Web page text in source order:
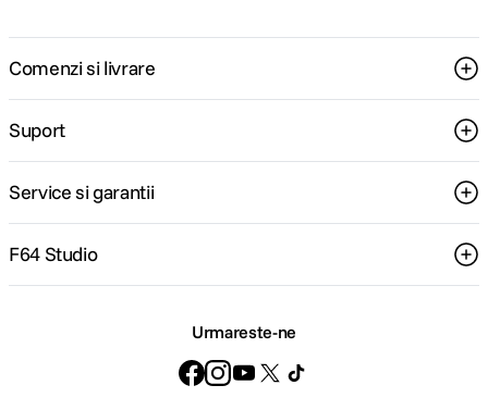
Comenzi si livrare
Suport
Service si garantii
F64 Studio
Urmareste-ne